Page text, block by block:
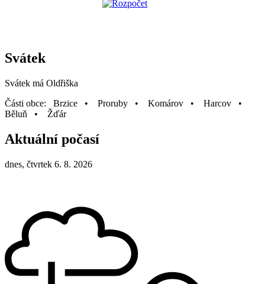
Svátek
Svátek má Oldřiška
Části obce: Brzice • Proruby • Komárov • Harcov •
Běluň • Žďár
Aktuální počasí
dnes, čtvrtek 6. 8. 2026